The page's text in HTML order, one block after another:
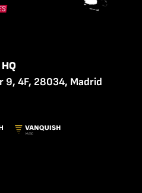
HQ
9, 4F, 28034, Madrid